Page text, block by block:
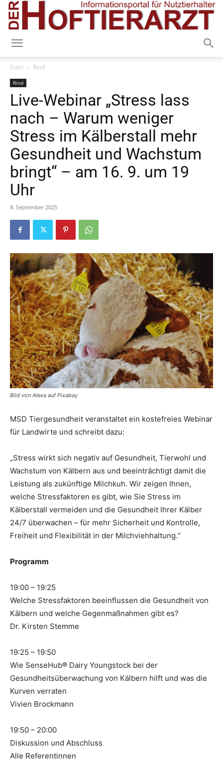
Start Rind
Rind
Live-Webinar „Stress lass
nach – Warum weniger
Stress im Kälberstall mehr
Gesundheit und Wachstum
bringt“ – am 16. 9. um 19
Uhr
8. September 2025
Bild von Alexa auf Pixabay
MSD Tiergesundheit veranstaltet ein kostefreies Webinar
für Landwirte und schreibt dazu:
„Stress wirkt sich negativ auf Gesundheit, Tierwohl und
Wachstum von Kälbern aus und beeinträchtigt damit die
Leistung als zukünftige Milchkuh. Wir zeigen Ihnen,
welche Stressfaktoren es gibt, wie Sie Stress im
Kälberstall vermeiden und die Gesundheit Ihrer Kälber
24/7 überwachen – für mehr Sicherheit und Kontrolle,
Freiheit und Flexibilität in der Milchviehhaltung.“
Programm
19:00 – 19:25
Welche Stressfaktoren beeinflussen die Gesundheit von
Kälbern und welche Gegenmaßnahmen gibt es?
Dr. Kirsten Stemme
19:25 – 19:50
Wie SenseHub® Dairy Youngstock bei der
Gesundheitsüberwachung von Kälbern hilft und was die
Kurven verraten
Vivien Brockmann
19:50 – 20:00
Diskussion und Abschluss
Alle Referentinnen